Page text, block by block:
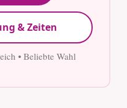
& Zeiten
• Beliebte Wahl